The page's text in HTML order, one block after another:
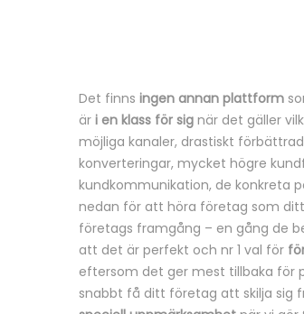
B
e
s
k
r
Det finns ingen annan plattform
är i en klass för sig när det gäller
möjliga kanaler, drastiskt
konverteringar, mycket högre
kundkommunikation, de konkreta
nedan för att höra företag som
företags framgång – en gång de
att det är perfekt och nr 1 val för
eftersom det ger mest tillbaka för
snabbt få ditt företag att skilja sig